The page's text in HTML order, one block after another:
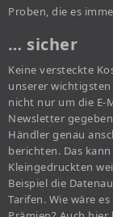
Proben, die es
… sicher
Keine versteckte
unserer
nicht nur um die E-
Newsletter
Händler genau
berichten. Das
Kleingedruckten
Beispiel die
Tarifen. Wie wäre